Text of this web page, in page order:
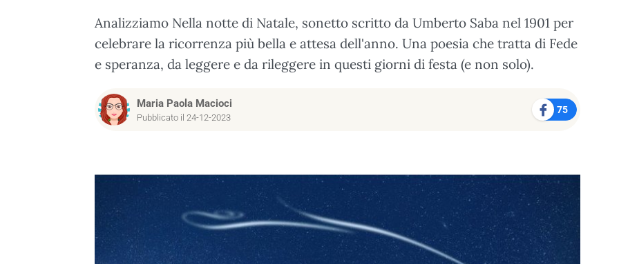
Analizziamo Nella notte di Natale, sonetto scritto da Umberto Saba nel 1901 per
celebrare la ricorrenza più bella e attesa dell'anno. Una poesia che tratta di Fede
e speranza, da leggere e da rileggere in questi giorni di festa (e non solo).
Maria Paola Macioci
Pubblicato il 24-12-2023
75